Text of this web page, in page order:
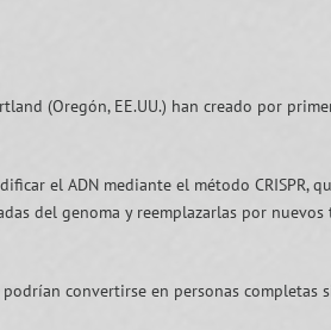
(Oregón, EE.UU.) han creado por
el ADN mediante el método CRISPR,
del genoma y reemplazarlas por
podrían convertirse en personas